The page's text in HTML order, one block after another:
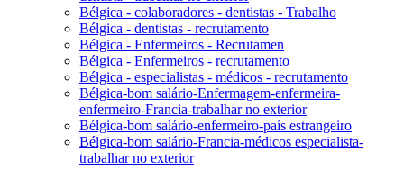
Bélgica - colaboradores - dentistas - Trabalho
Bélgica - dentistas - recrutamento
Bélgica - Enfermeiros - Recrutamen
Bélgica - Enfermeiros - recrutamento
Bélgica - especialistas - médicos - recrutamento
Bélgica-bom salário-Enfermagem-enfermeira-
enfermeiro-Francia-trabalhar no exterior
Bélgica-bom salário-enfermeiro-país estrangeiro
Bélgica-bom salário-Francia-médicos especialista-
trabalhar no exterior